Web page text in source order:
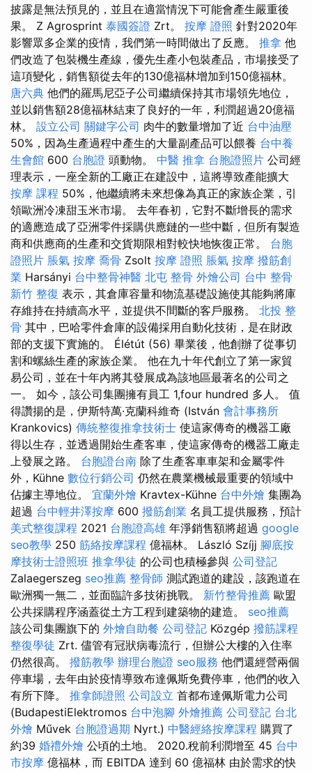
披露是無法預見的，並且在適當情況下可能會產生嚴重後
果。 Z Agrosprint 泰國簽證 Zrt。 按摩 證照 針對2020年
影響眾多企業的疫情，我們第一時間做出了反應。 推拿 他
們改造了包裝機生產線，優先生產小包裝產品，市場接受了
這項變化，銷售額從去年的130億福林增加到150億福林。
唐六典 他們的羅馬尼亞子公司繼續保持其市場領先地位，
並以銷售額28億福林結束了良好的一年，利潤超過20億福
林。 設立公司 關鍵字公司 肉牛的數量增加了近 台中油壓
50%，因為生產過程中產生的大量副產品可以餵養 台中養
生會館 600 台胞證 頭動物。 中醫 推拿 台胞證照片 公司經
理表示，一座全新的工廠正在建設中，這將導致產能擴大
按摩 課程 50%，他繼續將未來想像為真正的家族企業，引
領歐洲冷凍甜玉米市場。 去年春初，它對不斷增長的需求
的適應造成了亞洲零件採購供應鏈的一些中斷，但所有製造
商和供應商的生產和交貨期限相對較快地恢復正常。 台胞
證照片 脹氣 按摩 喬骨 Zsolt 按摩 證照 脹氣 按摩 撥筋創
業 Harsányi 台中整骨神醫 北屯 整骨 外燴公司 台中 整骨
新竹 整復 表示，其倉庫容量和物流基礎設施使其能夠將庫
存維持在持續高水平，並提供不間斷的客戶服務。 北投 整
骨 其中，巴哈零件倉庫的設備採用自動化技術，是在財政
部的支援下實施的。 Élétút (56) 畢業後，他創辦了從事切
割和螺絲生產的家族企業。 他在九十年代創立了第一家貿
易公司，並在十年內將其發展成為該地區最著名的公司之
一。 如今，該公司集團擁有員工 1,four hundred 多人。 值
得讚揚的是，伊斯特萬·克蘭科維奇 (István 會計事務所
Krankovics) 傳統整復推拿技術士 使這家傳奇的機器工廠
得以生存，並透過開始生產客車，使這家傳奇的機器工廠走
上發展之路。 台胞證台南 除了生產客車車架和金屬零件
外，Kühne 數位行銷公司 仍然在農業機械最重要的領域中
佔據主導地位。 宜蘭外燴 Kravtex-Kühne 台中外燴 集團為
超過 台中輕井澤按摩 600 撥筋創業 名員工提供服務，預計
美式整復課程 2021 台胞證高雄 年淨銷售額將超過 google
seo教學 250 筋絡按摩課程 億福林。 László Szíjj 腳底按
摩技術士證照班 推拿學徒 的公司也積極參與 公司登記
Zalaegerszeg seo推薦 整骨師 測試跑道的建設，該跑道在
歐洲獨一無二，並面臨許多技術挑戰。 新竹整骨推薦 歐盟
公共採購程序涵蓋從土方工程到建築物的建造。 seo推薦
該公司集團旗下的 外燴自助餐 公司登記 Közgép 撥筋課程
整復學徒 Zrt. 儘管有冠狀病毒流行，但辦公大樓的入住率
仍然很高。 撥筋教學 辦理台胞證 seo服務 他們還經營兩個
停車場，去年由於疫情導致布達佩斯免費停車，他們的收入
有所下降。 推拿師證照 公司設立 首都布達佩斯電力公司
(BudapestiElektromos 台中泡腳 外燴推薦 公司登記 台北
外燴 Művek 台胞證過期 Nyrt.) 中醫經絡按摩課程 購買了
約39 婚禮外燴 公頃的土地。 2020.稅前利潤增至 45 台中
市按摩 億福林，而 EBITDA 達到 60 億福林 由於需求的快